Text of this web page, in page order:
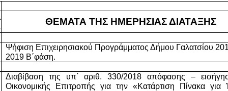
ΘΕΜΑΤΑ ΤΗΣ ΗΜΕΡΗΣΙΑΣ ΔΙΑΤΑΞΗΣ
Ψήφιση Επιχειρησιακού Προγράμματος Δήμου Γαλατσίου
2019 Β΄φάση.
Διαβίβαση της υπ΄ αριθ. 330/2018 απόφασης –
Οικονομικής Επιτροπής για την «Κατάρτιση Πίνακα για